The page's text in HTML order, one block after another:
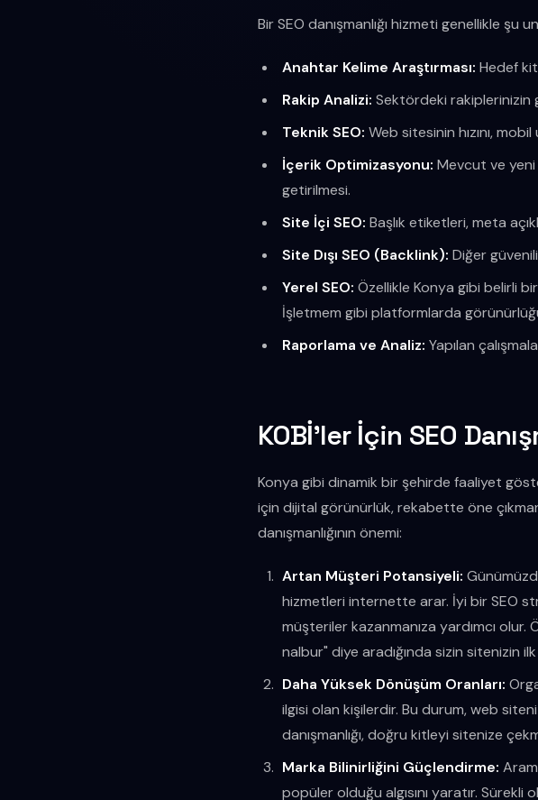
Bir SEO danışmanlığı hizmeti genellikle şu
Anahtar Kelime Araştırması: Hedef
Rakip Analizi: Sektördeki rakiplerinizin
Teknik SEO: Web sitesinin hızını,
İçerik Optimizasyonu: Mevcut ve yeni
getirilmesi.
Site İçi SEO: Başlık etiketleri, meta
Site Dışı SEO (Backlink): Diğer
Yerel SEO: Özellikle Konya gibi belirli
İşletmem gibi platformlarda
Raporlama ve Analiz: Yapılan
KOBİ'ler İçin SEO
Konya gibi dinamik bir şehirde faaliyet
için dijital görünürlük, rekabette öne
danışmanlığının önemi:
Artan Müşteri Potansiyeli:
hizmetleri internette arar. İyi bir SEO
müşteriler kazanmanıza yardımcı
nalbur" diye aradığında sizin sitenizin
Daha Yüksek Dönüşüm Oranları:
ilgisi olan kişilerdir. Bu durum, web
danışmanlığı, doğru kitleyi sitenize
Marka Bilinirliğini Güçlendirme:
popüler olduğu algısını yaratır.